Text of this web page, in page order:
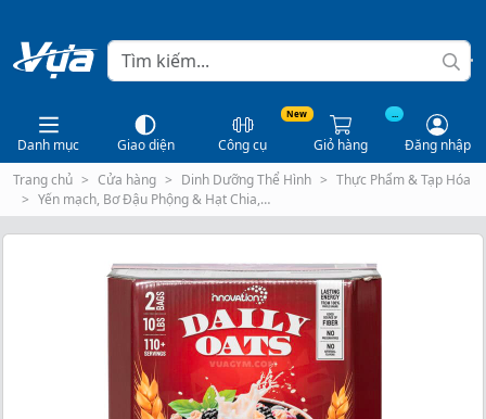
Danh mục Giao diện
New
Công cụ
...
Giỏ hàng
Đăng nhập
Trang chủ
Cửa hàng Dinh Dưỡng Thể Hình
Thực Phẩm & Tạp Hóa
Yến mạch, Bơ Đậu Phộng & Hạt Chia,…